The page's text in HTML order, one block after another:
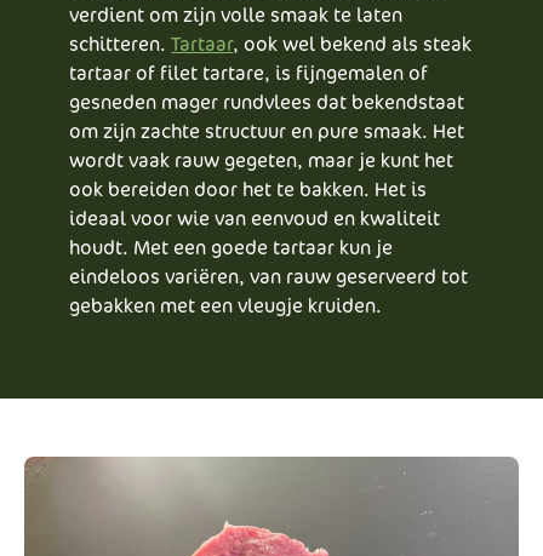
verdient om zijn volle smaak te laten
schitteren.Tartaar, ook wel bekend als steak
tartaar of filet tartare, is fijngemalen of
gesneden mager rundvlees dat bekendstaat
om zijn zachte structuur en pure smaak. Het
wordt vaak rauw gegeten, maar je kunt het
ook bereiden door het te bakken. Het is
ideaal voor wie van eenvoud en kwaliteit
houdt. Met een goede tartaar kun je
eindeloos variëren, van rauw geserveerd tot
gebakken met een vleugje kruiden.